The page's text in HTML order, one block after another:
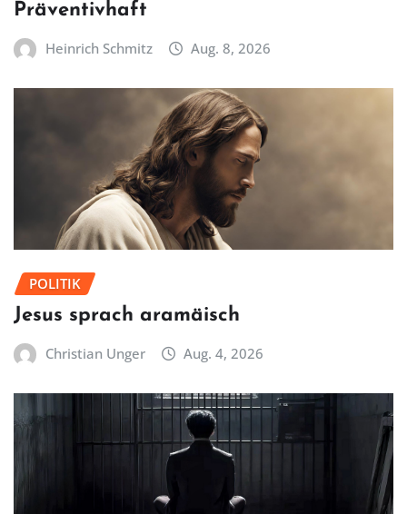
Präventivhaft
Heinrich Schmitz Aug. 8, 2026
POLITIK
Jesus sprach aramäisch
Christian Unger Aug. 4, 2026